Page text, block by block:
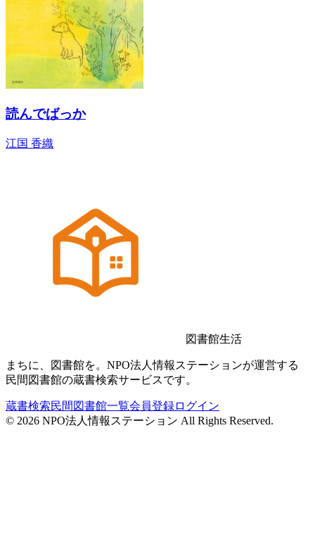
読んでばっか
江国 香織
図書館生活
まちに、図書館を。NPO法人情報ステーションが運営する
民間図書館の蔵書検索サービスです。
蔵書検索民間図書館一覧会員登録ログイン
© 2026 NPO法人情報ステーション All Rights Reserved.